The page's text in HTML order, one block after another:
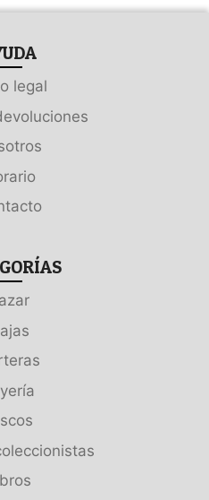
legal